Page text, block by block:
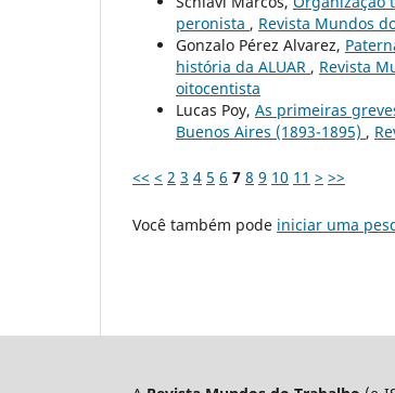
peronista , Revista Mundos
Gonzalo Pérez Alvarez,
história da ALUAR , Revista
oitocentista
Lucas Poy, As primeiras
Buenos Aires (1893-1895) ,
<< < 2 3 4 5 6 7 8 9 10 11 > >>
Você também pode iniciar uma